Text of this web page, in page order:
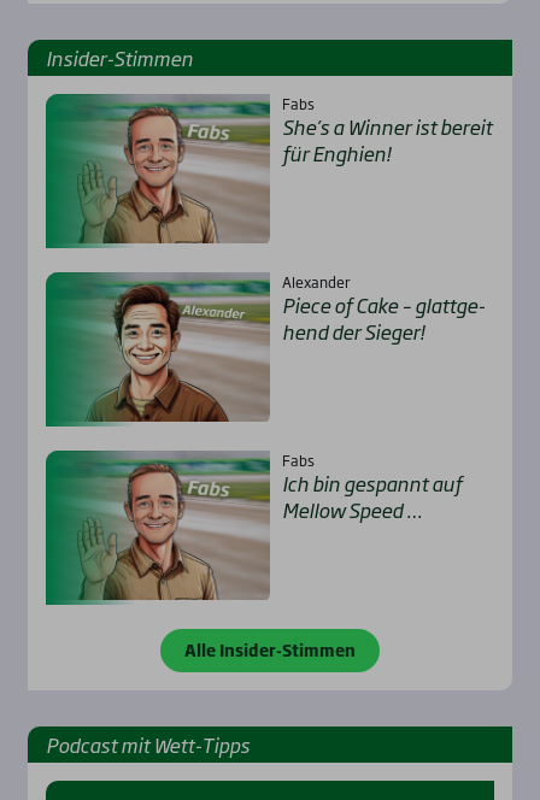
Insi­der-Stim­men
Fabs
She’s a Win­ner ist bereit
für Eng­hien!
Alexander
Pie­ce of Cake – glatt­ge­
hend der Sie­ger!
Fabs
Ich bin gespannt auf
Mel­low Speed …
Alle Insider-Stimmen
Pod­cast mit Wett-Tipps